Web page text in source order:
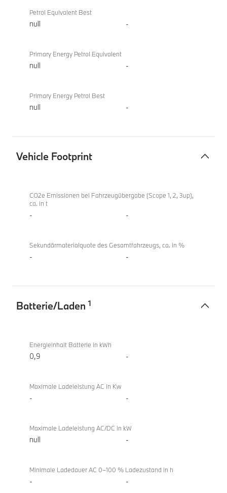
Petrol Equivalent Best
null -
Primary Energy Petrol Equivalent
null -
Primary Energy Petrol Best
null -
Vehicle Footprint
Footprint
220i
Active
Tourer
CO2e Emissionen bei Fahrzeugübergabe (Scope 1, 2, 3up),
ca. in t
- -
Sekundärmaterialquote des Gesamtfahrzeugs, ca. in %
- -
Batterie/Laden 1
220i
Active
Energieinhalt Batterie in kWh
0,9 -
Maximale Ladeleistung AC in Kw
- -
Maximale Ladeleistung AC/DC in kW
null -
Minimale Ladedauer AC 0–100 % Ladezustand in h
- -